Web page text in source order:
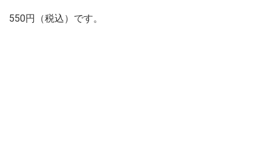
550円（税込）です。